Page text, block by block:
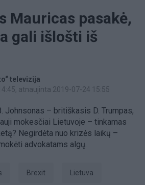
Mauricas pasakė,
gali išlošti iš
televizija
, atnaujinta 2019-07-24 15:55
Johnsonas – britiškasis D. Trumpas,
mokesčiai Lietuvoje – tinkamas
Negirdėta nuo krizės laikų –
advokatams algų.
Brexit Lietuva